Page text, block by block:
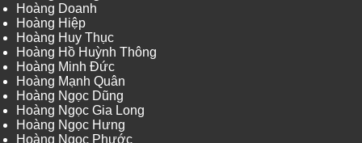
Hoàng Doanh
Hoàng Hiệp
Hoàng Huy Thục
Hoàng Hồ Huỳnh Thông
Hoàng Minh Đức
Hoàng Mạnh Quân
Hoàng Ngọc Dũng
Hoàng Ngọc Gia Long
Hoàng Ngọc Hưng
Hoàng Ngọc Phước